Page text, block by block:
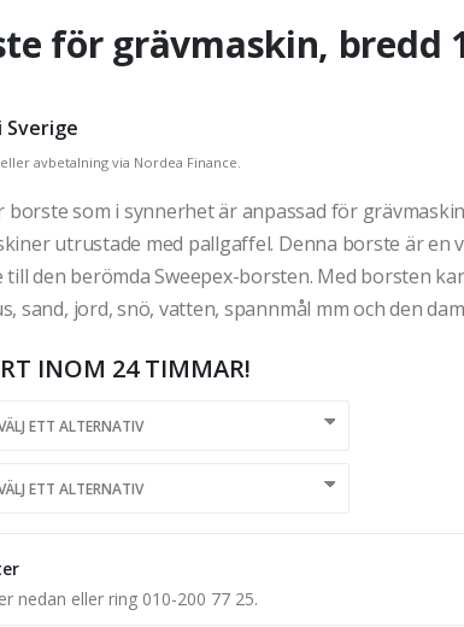
för grävmaskin, bredd
Sverige
avbetalning via Nordea Finance.
borste som i synnerhet är anpassad för
utrustade med pallgaffel. Denna borste är en
den berömda Sweepex-borsten. Med borsten
sand, jord, snö, vatten, spannmål mm och den
INOM 24 TIMMAR!
nedan eller ring 010-200 77 25.